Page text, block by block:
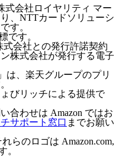
式会社ロイヤリティ マー
、NTTカードソリューシ
す。
です。
会社との発行許諾契約
株式会社が発行する電子
は、楽天グループのプリ
びリッチによる提供で
合わせは Amazon ではお
サポート窓口 までお願い
らのロゴは Amazon.com,
。